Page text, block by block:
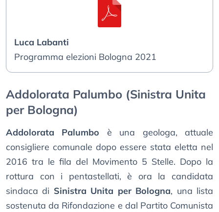
Luca Labanti
Programma elezioni Bologna 2021
Addolorata Palumbo (Sinistra Unita
per Bologna)
Addolorata Palumbo è una geologa, attuale
consigliere comunale dopo essere stata eletta nel
2016 tra le fila del Movimento 5 Stelle. Dopo la
rottura con i pentastellati, è ora la candidata
sindaca di Sinistra Unita per Bologna, una lista
sostenuta da Rifondazione e dal Partito Comunista